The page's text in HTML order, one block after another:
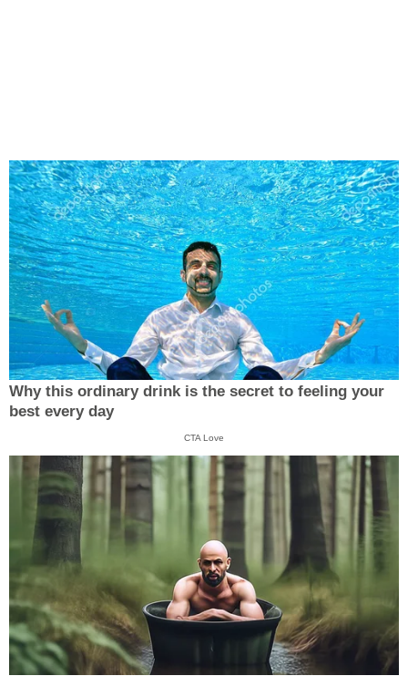
Why this ordinary drink is the secret to feeling your
best every day
CTA Love